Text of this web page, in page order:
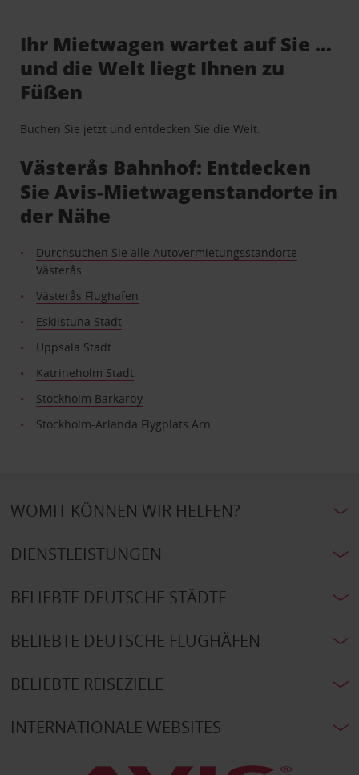
Ihr Mietwagen wartet auf Sie …
und die Welt liegt Ihnen zu
Füßen
Buchen Sie jetzt und entdecken Sie die Welt.
Västerås Bahnhof: Entdecken
Sie Avis-Mietwagenstandorte in
der Nähe
Durchsuchen Sie alle Autovermietungsstandorte
Västerås
Västerås Flughafen
Eskilstuna Stadt
Uppsala Stadt
Katrineholm Stadt
Stockholm Barkarby
Stockholm-Arlanda Flygplats Arn
WOMIT KÖNNEN WIR HELFEN?
DIENSTLEISTUNGEN
BELIEBTE DEUTSCHE STÄDTE
BELIEBTE DEUTSCHE FLUGHÄFEN
BELIEBTE REISEZIELE
INTERNATIONALE WEBSITES